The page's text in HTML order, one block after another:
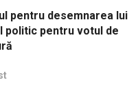
pentru desemnarea lui
politic pentru votul de